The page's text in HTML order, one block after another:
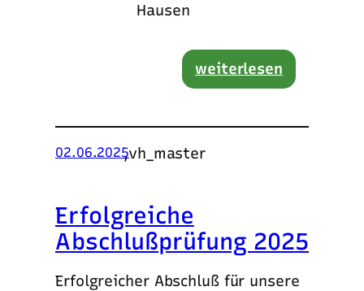
Hausen
weiterlesen
02.06.2025
,vh_master
Erfolgreiche
Abschlußprüfung 2025
Erfolgreicher Abschluß für unsere